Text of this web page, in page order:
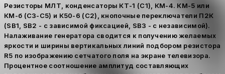
Резисторы МЛТ, конденсаторы КТ-1 (С1), КМ-4. КМ-5 или
КМ-б (С3-С5) и К50-6 (С2), кнопочные переключатели П2К
(SB1, SB2 - с зависимой фиксацией, SB3 - с независимой).
Налаживание генератора сводится к получению желаемых
яркости и ширины вертикальных линий подбором резистора
R5 по изображению сетчатого поля на экране телевизора.
Процентное соотношение амплитуд составляющих